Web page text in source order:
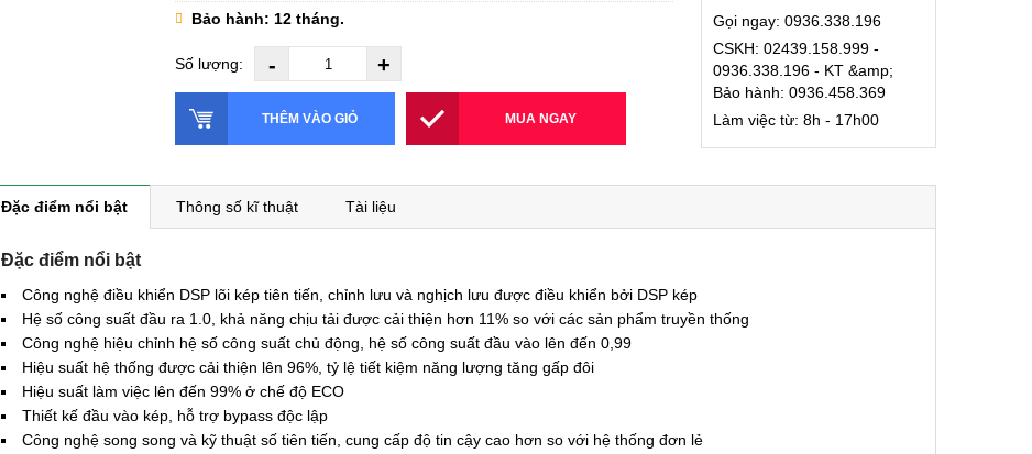
Bảo hành: 12 tháng.
Số lượng: - +
THÊM VÀO GIỎ MUA NGAY
Gọi ngay: 0936.338.196
CSKH: 02439.158.999 -
0936.338.196 - KT &amp;
Bảo hành: 0936.458.369
Làm việc từ: 8h - 17h00
Đặc điểm nổi bật Thông số kĩ thuật Tài liệu
Đặc điểm nổi bật
Công nghệ điều khiển DSP lõi kép tiên tiến, chỉnh lưu và nghịch lưu được điều khiển bởi DSP kép
Hệ số công suất đầu ra 1.0, khả năng chịu tải được cải thiện hơn 11% so với các sản phẩm truyền thống
Công nghệ hiệu chỉnh hệ số công suất chủ động, hệ số công suất đầu vào lên đến 0,99
Hiệu suất hệ thống được cải thiện lên 96%, tỷ lệ tiết kiệm năng lượng tăng gấp đôi
Hiệu suất làm việc lên đến 99% ở chế độ ECO
Thiết kế đầu vào kép, hỗ trợ bypass độc lập
Công nghệ song song và kỹ thuật số tiên tiến, cung cấp độ tin cậy cao hơn so với hệ thống đơn lẻ